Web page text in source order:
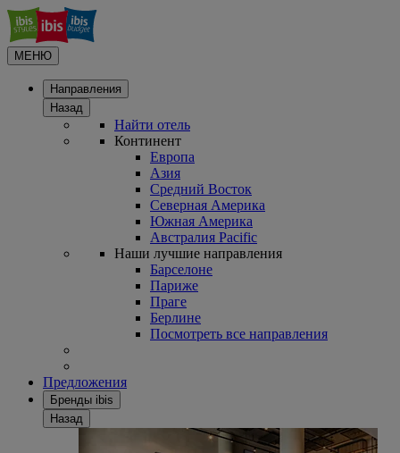
МЕНЮ
Направления
Назад
Найти отель
Континент
Европа
Азия
Средний Восток
Северная Америка
Южная Америка
Австралия Pacific
Наши лучшие направления
Барселоне
Париже
Праге
Берлине
Посмотреть все направления
Предложения
Бренды ibis
Назад